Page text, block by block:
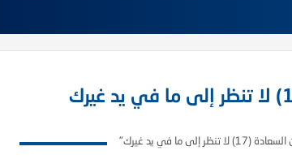
لا تنظر إلى ما في يد غيرك"